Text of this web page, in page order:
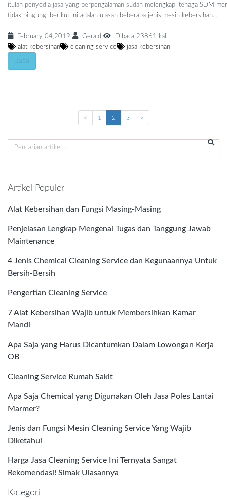
itulah penyedia jasa yang berpengalaman sudah melengkapi tenaga SDM
tidak bingung, berikut ini adalah ulasan beberapa jenis mesin kebersihan…
February 04,2019 Gerald
Dibaca 23861 kali
alat kebersihan
cleaning service jasa kebersihan
Baca
< 1 2 3 >
Artikel Populer
Alat Kebersihan dan Fungsi Masing-Masing
Penjelasan Lengkap Mengenai Tugas dan Tanggung Jawab
Maintenance
4 Jenis Chemical Cleaning Service dan Kegunaannya Untuk
Bersih-Bersih
Pengertian Cleaning Service
7 Alat Kebersihan Wajib untuk Membersihkan Kamar
Mandi
Apa Saja yang Harus Dicantumkan Dalam Lowongan Kerja
OB
Cleaning Service Rumah Sakit
Apa Saja Chemical yang Digunakan Oleh Jasa Poles Lantai
Marmer?
Jenis dan Fungsi Mesin Cleaning Service Yang Wajib
Diketahui
Harga Jasa Cleaning Service Ini Ternyata Sangat
Rekomendasi! Simak Ulasannya
Kategori